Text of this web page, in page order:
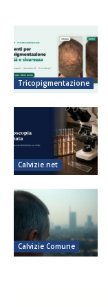
Tricopigmentazione
Calvizie.net
Calvizie Comune